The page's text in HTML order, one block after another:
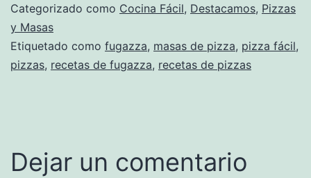
Categorizado como Cocina Fácil, Destacamos, Pizzas
y Masas
Etiquetado como fugazza, masas de pizza, pizza fácil,
pizzas, recetas de fugazza, recetas de pizzas
Dejar un comentario